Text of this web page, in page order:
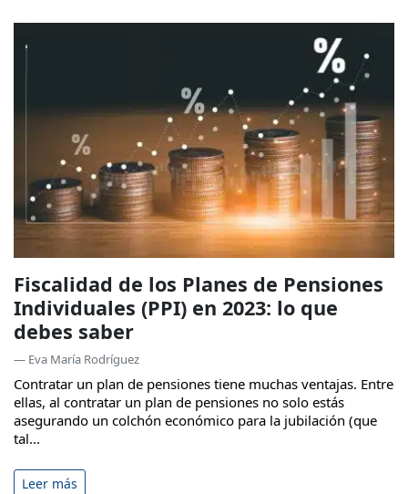
Fiscalidad de los Planes de Pensiones
Individuales (PPI) en 2023: lo que
debes saber
— Eva María Rodríguez
Contratar un plan de pensiones tiene muchas ventajas. Entre
ellas, al contratar un plan de pensiones no solo estás
asegurando un colchón económico para la jubilación (que
tal...
Leer más